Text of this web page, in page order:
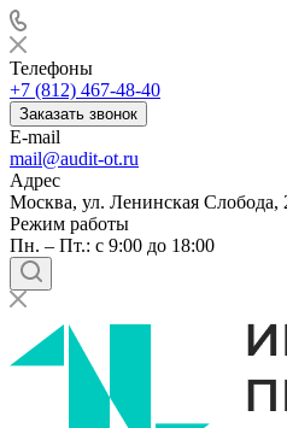
Телефоны
+7 (812) 467-48-40
Заказать звонок
E-mail
mail@audit-ot.ru
Адрес
Москва, ул. Ленинская Слобода,
Режим работы
Пн. – Пт.: с 9:00 до 18:00